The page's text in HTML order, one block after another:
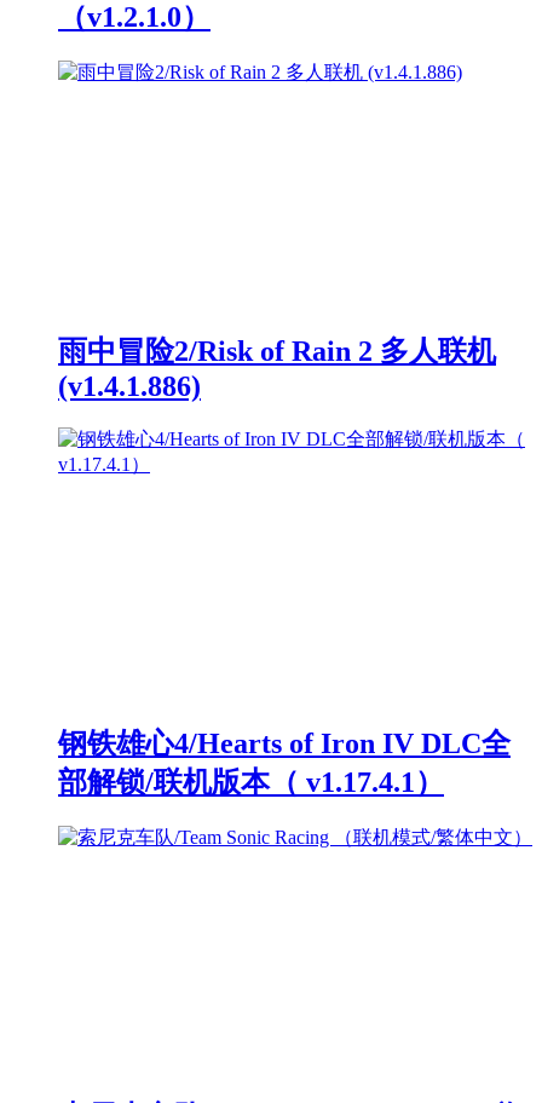
（v1.2.1.0）
雨中冒险2/Risk of Rain 2 多人联机
(v1.4.1.886)
钢铁雄心4/Hearts of Iron IV DLC全
部解锁/联机版本（ v1.17.4.1）